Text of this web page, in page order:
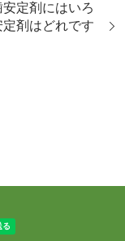
定剤にはいろ
剤はどれです